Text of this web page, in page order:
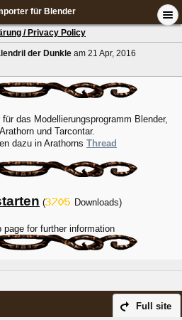
für Blender
/ Privacy Policy
der Dunkle am 21 Apr, 2016
das Modellierungsprogramm Blender,
und Tarcontar.
dazu in Arathorns Thread
( Downloads)
page for further information
Full site